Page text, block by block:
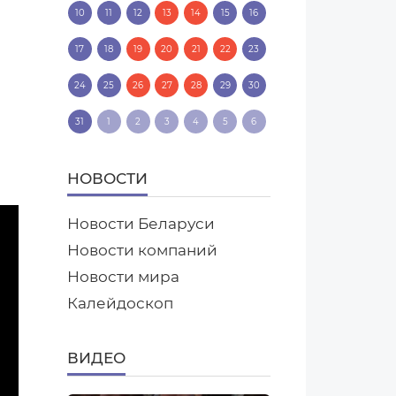
10 11 12 13 14 15 16
17 18 19 20 21 22 23
24 25 26 27 28 29 30
31 1 2 3 4 5 6
НОВОСТИ
Новости Беларуси
Новости компаний
Новости мира
Калейдоскоп
ВИДЕО